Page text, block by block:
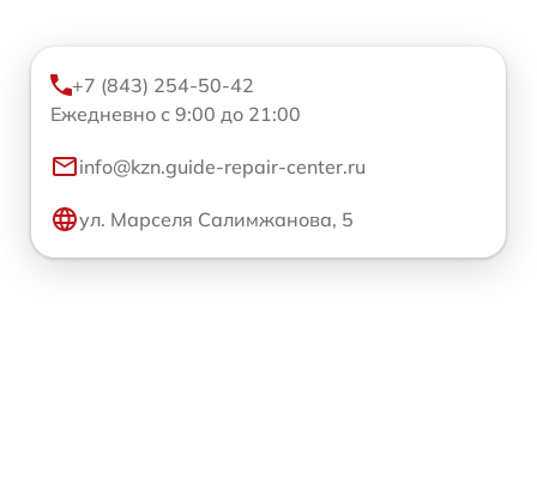
+7 (843) 254-50-42
Ежедневно с 9:00 до 21:00
info@kzn.guide-repair-center.ru
ул. Марселя Салимжанова, 5